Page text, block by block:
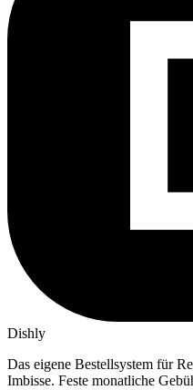
Dishly
Das eigene Bestellsystem für
Imbisse. Feste monatliche